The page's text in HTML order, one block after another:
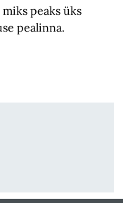
miks peaks üks
pealinna.